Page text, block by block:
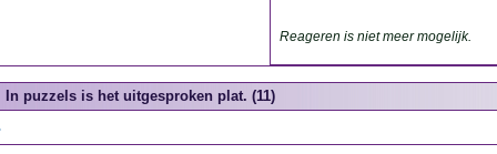
Reageren is niet meer mogelijk.
In puzzels is het uitgesproken plat. (11)